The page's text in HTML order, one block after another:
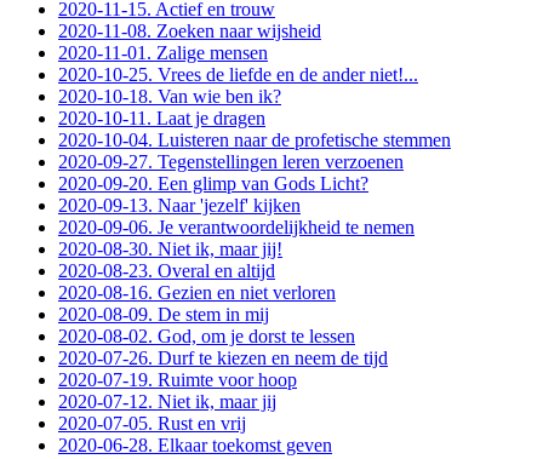
2020-11-15. Actief en trouw
2020-11-08. Zoeken naar wijsheid
2020-11-01. Zalige mensen
2020-10-25. Vrees de liefde en de ander niet!...
2020-10-18. Van wie ben ik?
2020-10-11. Laat je dragen
2020-10-04. Luisteren naar de profetische stemmen
2020-09-27. Tegenstellingen leren verzoenen
2020-09-20. Een glimp van Gods Licht?
2020-09-13. Naar 'jezelf' kijken
2020-09-06. Je verantwoordelijkheid te nemen
2020-08-30. Niet ik, maar jij!
2020-08-23. Overal en altijd
2020-08-16. Gezien en niet verloren
2020-08-09. De stem in mij
2020-08-02. God, om je dorst te lessen
2020-07-26. Durf te kiezen en neem de tijd
2020-07-19. Ruimte voor hoop
2020-07-12. Niet ik, maar jij
2020-07-05. Rust en vrij
2020-06-28. Elkaar toekomst geven